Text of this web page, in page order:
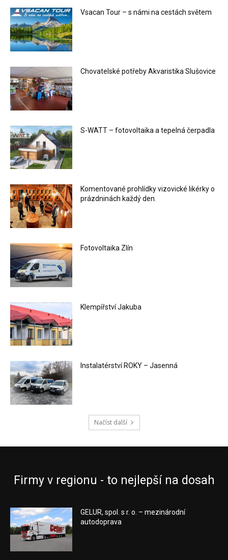
Vsacan Tour – s námi na cestách světem
Chovatelské potřeby Akvaristika Slušovice
S-WATT – fotovoltaika a tepelná čerpadla
Komentované prohlídky vizovické likérky o
prázdninách každý den.
Fotovoltaika Zlín
Klempířství Jakuba
Instalatérství ROKY – Jasenná
Načíst další
Firmy v regionu - to nejlepší na dosah
GELUR, spol. s r. o. – mezinárodní
autodoprava